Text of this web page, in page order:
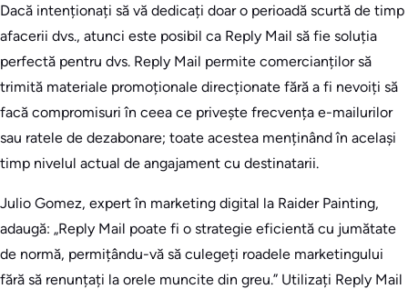
Dacă intenționați să vă dedicați doar o perioadă scurtă de timp
afacerii dvs., atunci este posibil ca Reply Mail să fie soluția
perfectă pentru dvs. Reply Mail permite comercianților să
trimită materiale promoționale direcționate fără a fi nevoiți să
facă compromisuri în ceea ce privește frecvența e-mailurilor
sau ratele de dezabonare; toate acestea menținând în același
timp nivelul actual de angajament cu destinatarii.
Julio Gomez, expert în marketing digital la Raider Painting,
adaugă: „Reply Mail poate fi o strategie eficientă cu jumătate
de normă, permițându-vă să culegeți roadele marketingului
fără să renunțați la orele muncite din greu.” Utilizați Reply Mail